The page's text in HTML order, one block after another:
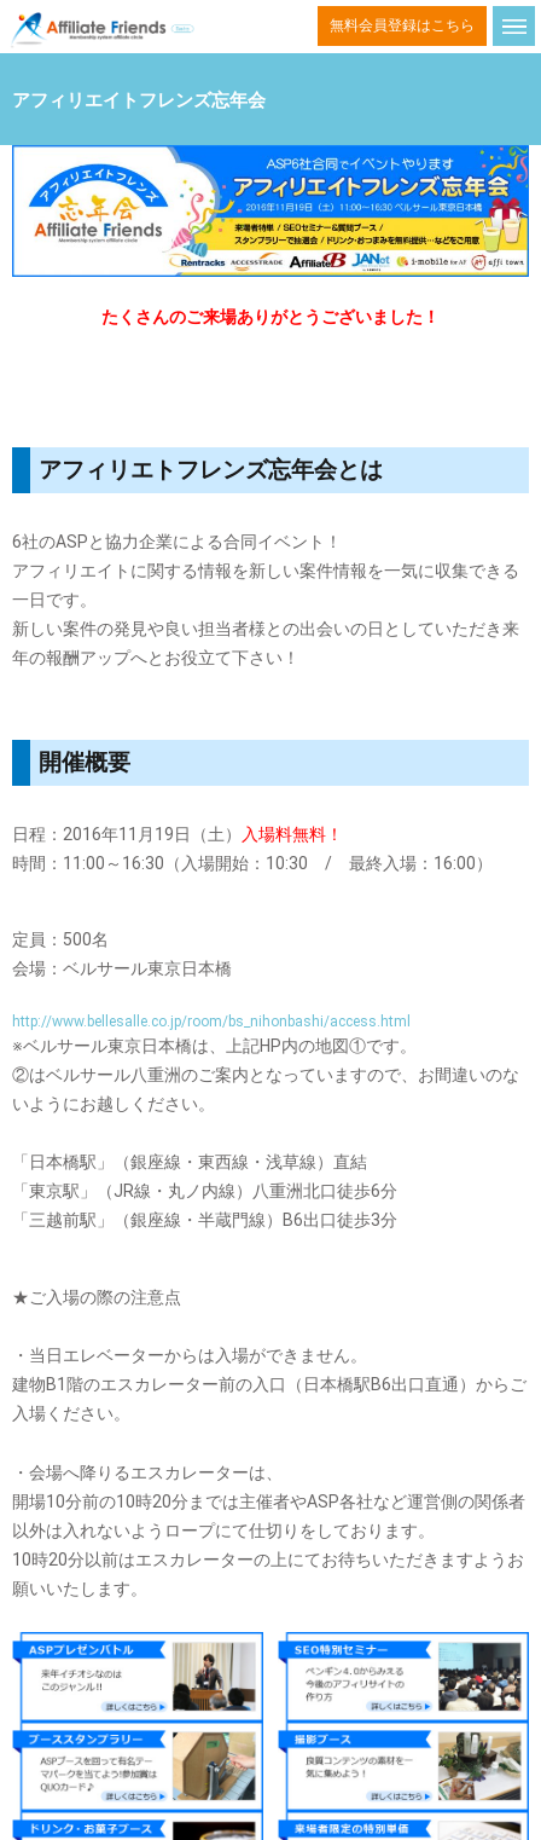
ン
ツ
無料会員登録はこちら
アフィリエイトフレンズ忘年会
たくさんのご来場ありがとうございました！
アフィリエトフレンズ忘年会とは
6社のASPと協力企業による合同イベント！
アフィリエイトに関する情報を新しい案件情報を一気に収集できる
一日です。
新しい案件の発見や良い担当者様との出会いの日としていただき来
年の報酬アップへとお役立て下さい！
開催概要
日程：2016年11月19日（土）
入場料無料！
時間：11:00～16:30（入場開始：10:30 / 最終入場：16:00）
定員：500名
会場：ベルサール東京日本橋
http://www.bellesalle.co.jp/room/bs_nihonbashi/access.html
※ベルサール東京日本橋は、上記HP内の地図①です。
②はベルサール八重洲のご案内となっていますので、お間違いのな
いようにお越しください。
「日本橋駅」（銀座線・東西線・浅草線）直結
「東京駅」（JR線・丸ノ内線）八重洲北口徒歩6分
「三越前駅」（銀座線・半蔵門線）B6出口徒歩3分
★ご入場の際の注意点
・当日エレベーターからは入場ができません。
建物B1階のエスカレーター前の入口（日本橋駅B6出口直通）からご
入場ください。
・会場へ降りるエスカレーターは、
開場10分前の10時20分までは主催者やASP各社など運営側の関係者
以外は入れないようロープにて仕切りをしております。
10時20分以前はエスカレーターの上にてお待ちいただきますようお
願いいたします。